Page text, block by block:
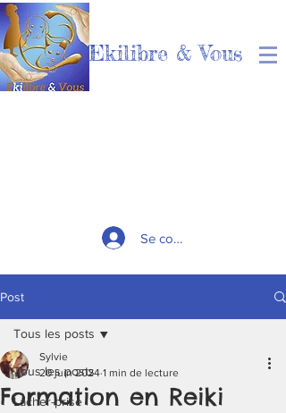
Ekilibre & Vous
Se connecter
Post
Tous les posts
Lâcher-prise
Tous les posts
Formation en Reiki
Sylvie
20 juin 2024 1 min de lecture